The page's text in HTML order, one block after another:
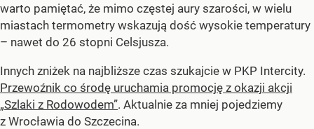
warto pamiętać, że mimo częstej aury szarości, w wielu
miastach termometry wskazują dość wysokie temperatury
– nawet do 26 stopni Celsjusza.
Innych zniżek na najbliższe czas szukajcie w PKP Intercity.
Przewoźnik co środę uruchamia promocję z okazji akcji
„Szlaki z Rodowodem”. Aktualnie za mniej pojedziemy
z Wrocławia do Szczecina.